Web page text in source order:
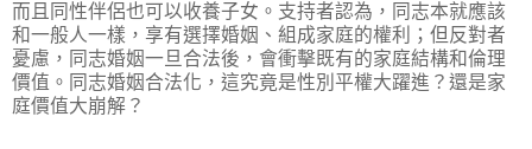
而且同性伴侶也可以收養子女。支持者認為，同志本就應該
和一般人一樣，享有選擇婚姻、組成家庭的權利；但反對者
憂慮，同志婚姻一旦合法後，會衝擊既有的家庭結構和倫理
價值。同志婚姻合法化，這究竟是性別平權大躍進？還是家
庭價值大崩解？